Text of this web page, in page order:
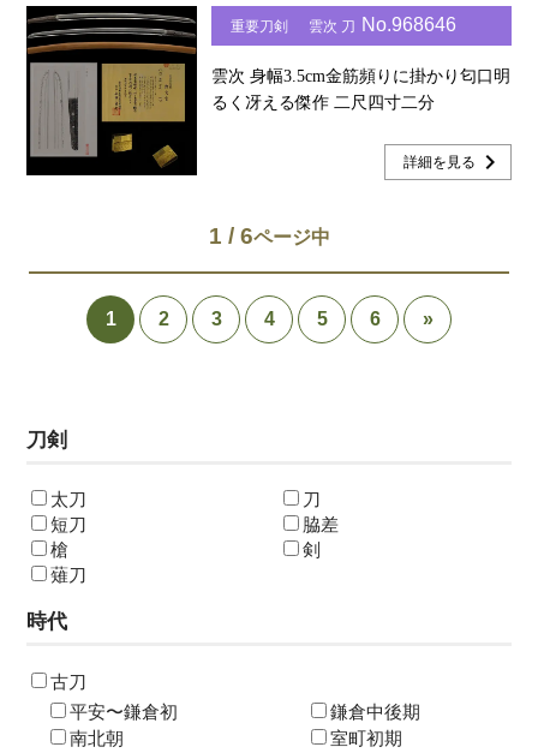
重要刀剣 雲次 刀 No.968646
雲次 身幅3.5cm金筋頻りに掛かり匂口明
るく冴える傑作 二尺四寸二分
詳細を見る chevron_right
1 / 6
1 2 3 4 5 6 »
刀剣
太刀
刀
短刀
脇差
槍
剣
薙刀
時代
古刀
平安〜鎌倉初
鎌倉中後期
南北朝
室町初期